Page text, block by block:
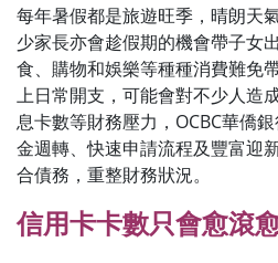
每年暑假都是旅遊旺季，晴朗天
少家長亦會趁假期的機會帶子女
食、購物和娛樂等種種消費難免
上日常開支，可能會對不少人造
息卡數等財務壓力，OCBC華僑
金週轉、快速申請流程及豐富迎
合債務，重整財務狀況。
信用卡卡數只會愈滾